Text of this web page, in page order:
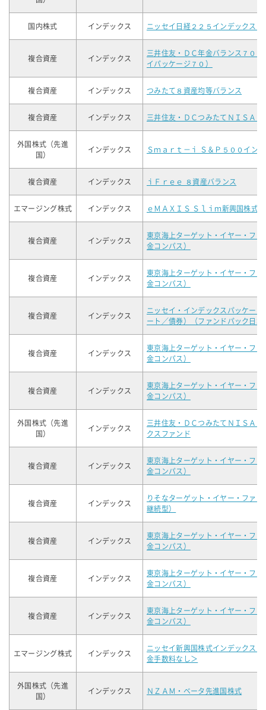
国内株式 インデックス ニッセイ日経２２５インデックスフ
複合資産 インデックス
三井住友・ＤＣ年金バランス７０
イパッケージ７０）
複合資産 インデックス つみたて８資産均等バランス
複合資産 インデックス 三井住友・ＤＣつみたてＮＩＳＡ
外国株式（先進
国）
インデックス Ｓｍａｒｔ－ｉ Ｓ＆Ｐ５００イン
複合資産 インデックス ｉＦｒｅｅ ８資産バランス
エマージング株式 インデックス ｅＭＡＸＩＳ Ｓｌｉｍ新興国株式
複合資産 インデックス
東京海上ターゲット・イヤー・ファ
金コンパス）
複合資産 インデックス
東京海上ターゲット・イヤー・ファ
金コンパス）
複合資産 インデックス
ニッセイ・インデックスパッケー
ート／債券）（ファンドパック日本
複合資産 インデックス
東京海上ターゲット・イヤー・ファ
金コンパス）
複合資産 インデックス
東京海上ターゲット・イヤー・ファ
金コンパス）
外国株式（先進
国）
インデックス
三井住友・ＤＣつみたてＮＩＳＡ
クスファンド
複合資産 インデックス
東京海上ターゲット・イヤー・ファ
金コンパス）
複合資産 インデックス
りそなターゲット・イヤー・ファ
継続型）
複合資産 インデックス
東京海上ターゲット・イヤー・ファ
金コンパス）
複合資産 インデックス
東京海上ターゲット・イヤー・ファ
金コンパス）
複合資産 インデックス
東京海上ターゲット・イヤー・ファ
金コンパス）
エマージング株式 インデックス
ニッセイ新興国株式インデックス
金手数料なし＞
外国株式（先進
国）
インデックス ＮＺＡＭ・ベータ先進国株式